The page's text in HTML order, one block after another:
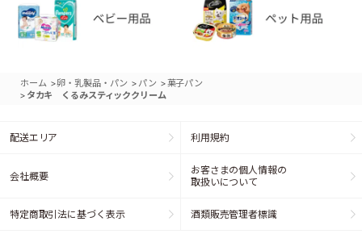
ホーム >卵・乳製品・パン > パン >菓子パン
> タカキ くるみスティッククリーム
配送エリア 利用規約
会社概要
お客さまの個人情報の
取扱いについて
特定商取引法に基づく表示 酒類販売管理者標識